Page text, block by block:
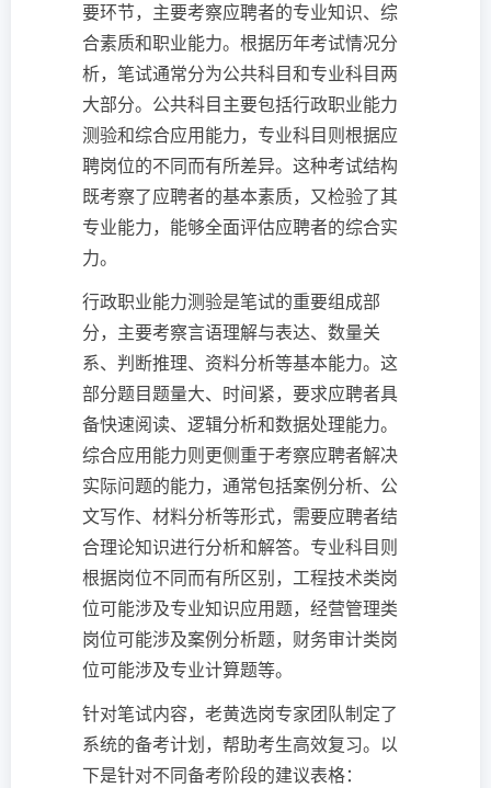
要环节，主要考察应聘者的专业知识、综
合素质和职业能力。根据历年考试情况分
析，笔试通常分为公共科目和专业科目两
大部分。公共科目主要包括行政职业能力
测验和综合应用能力，专业科目则根据应
聘岗位的不同而有所差异。这种考试结构
既考察了应聘者的基本素质，又检验了其
专业能力，能够全面评估应聘者的综合实
力。
行政职业能力测验是笔试的重要组成部
分，主要考察言语理解与表达、数量关
系、判断推理、资料分析等基本能力。这
部分题目题量大、时间紧，要求应聘者具
备快速阅读、逻辑分析和数据处理能力。
综合应用能力则更侧重于考察应聘者解决
实际问题的能力，通常包括案例分析、公
文写作、材料分析等形式，需要应聘者结
合理论知识进行分析和解答。专业科目则
根据岗位不同而有所区别，工程技术类岗
位可能涉及专业知识应用题，经营管理类
岗位可能涉及案例分析题，财务审计类岗
位可能涉及专业计算题等。
针对笔试内容，老黄选岗专家团队制定了
系统的备考计划，帮助考生高效复习。以
下是针对不同备考阶段的建议表格：